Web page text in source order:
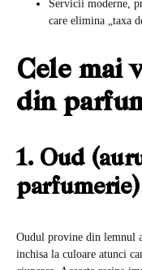
Servicii moderne,
care elimina „taxa
Cele mai
din
1. Oud
parfumerie)
Oudul provine din lemnul
inchisa la culoare atunci